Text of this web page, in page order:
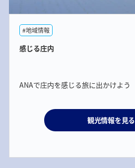
#地域情報
感じる庄内
ANAで庄内を感じる旅に出かけよう
観光情報を見る